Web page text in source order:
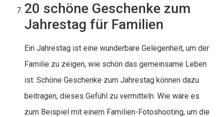
20 schöne Geschenke zum
Jahrestag für Familien
Ein Jahrestag ist eine wunderbare Gelegenheit, um der
Familie zu zeigen, wie schön das gemeinsame Leben
ist. Schöne Geschenke zum Jahrestag können dazu
beitragen, dieses Gefühl zu vermitteln. Wie wäre es
zum Beispiel mit einem Familien-Fotoshooting, um die